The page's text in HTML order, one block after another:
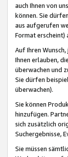
auch Ihnen von
können. Sie
aus aufgerufen
Format erscheint)
Auf Ihren
Ihnen erlauben,
überwachen und
Sie dürfen
überwachen).
Sie können
hinzufügen.
sich zusätzlich
Suchergebnisse,
Sie müssen